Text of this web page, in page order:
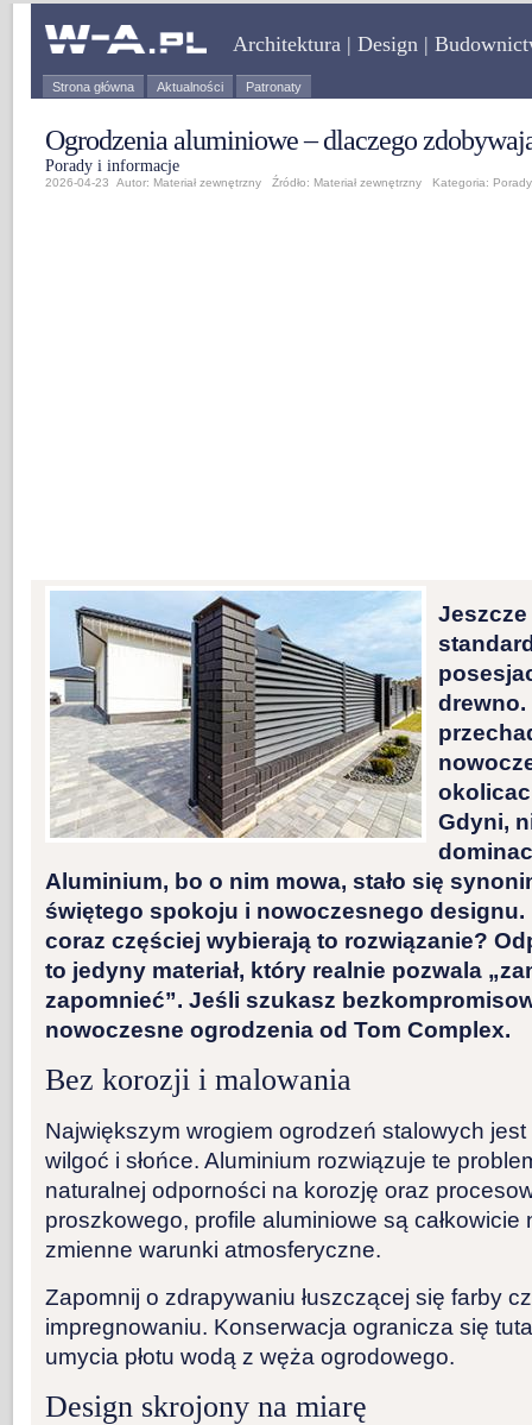
Architektura | Design |
Strona główna Aktualności Patronaty
Ogrodzenia aluminiowe – dlaczego
Porady i informacje
2026-04-23 Autor: Materiał zewnętrzny Źródło: Materiał zewnętrzny Kategoria:
drewno.
Gdyni,
Aluminium, bo o nim mowa, stało się
świętego spokoju i nowoczesnego
coraz częściej wybierają to rozwiązanie?
to jedyny materiał, który realnie pozwala
zapomnieć”. Jeśli szukasz
nowoczesne ogrodzenia od Tom Complex.
Bez korozji i malowania
Największym wrogiem ogrodzeń stalowych
wilgoć i słońce. Aluminium rozwiązuje te
naturalnej odporności na korozję oraz
proszkowego, profile aluminiowe są całkowicie
zmienne warunki atmosferyczne.
Zapomnij o zdrapywaniu łuszczącej się farby
impregnowaniu. Konserwacja ogranicza się
umycia płotu wodą z węża ogrodowego.
Design skrojony na miarę